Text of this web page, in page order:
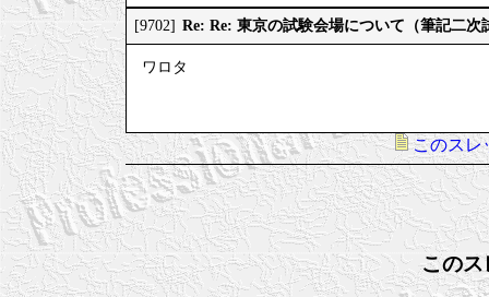
[9702] Re: Re: 東京の試験会場について（筆記二次
ワロタ
このスレ
このス